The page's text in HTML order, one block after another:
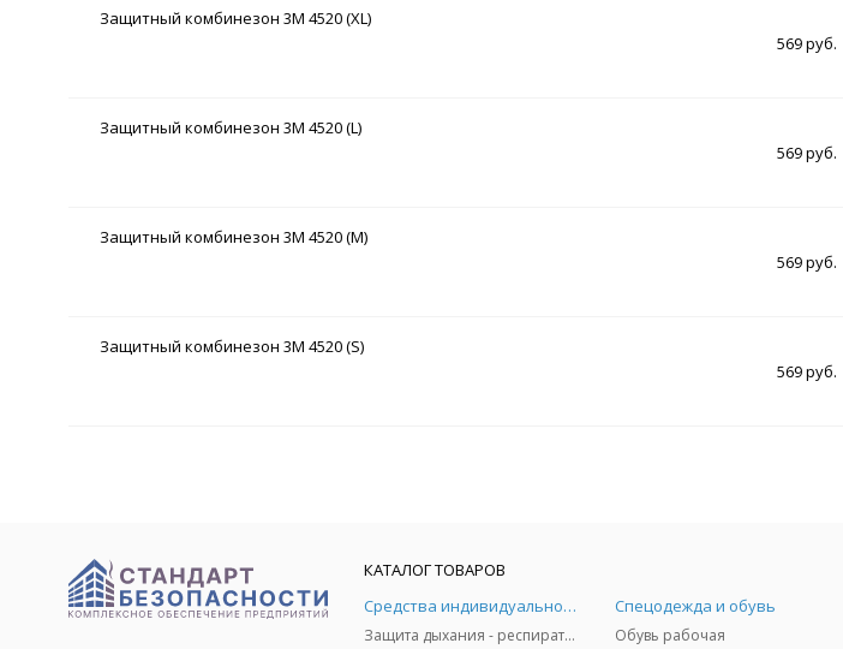
Защитный комбинезон 3M 4520 (XL)
569 руб.
Защитный комбинезон 3M 4520 (L)
569 руб.
Защитный комбинезон 3M 4520 (M)
569 руб.
Защитный комбинезон 3M 4520 (S)
569 руб.
КАТАЛОГ ТОВАРОВ
Средства индивидуальной защиты
Защита дыхания - респираторы, противогазы, фильтры, дозиметры
Спецодежда и обувь
Обувь рабочая